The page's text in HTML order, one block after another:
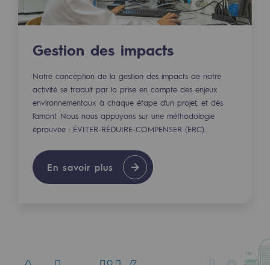
Hydrogène
Hydrogène
Hydrogène : Enjeux et opportunités
Production d'hydrogène
Transport d'hydrogène
Stockage d'hydrogène
Projet HySoW
Projet H2med
Gestion des impacts
Notre conception de la gestion des impacts de notre
activité se traduit par la prise en compte des enjeux
environnementaux à chaque étape d’un projet, et dès
l’amont. Nous nous appuyons sur une méthodologie
éprouvée : ÉVITER-RÉDUIRE-COMPENSER (ERC).
En savoir plus